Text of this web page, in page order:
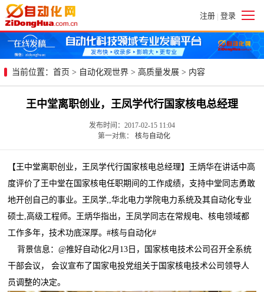
注册 | 登录
当前位置： 首页 > 自动化观世界 > 高质量发展 > 内容
王中堂离职创业，王凤学代行国家核电总经理
发布时间：2017-02-15 11:04
第一对焦： 核与自动化
【王中堂离职创业，王凤学代行国家核电总经理】王炳华在讲话中高
度评价了王中堂在国家核电任职期间的工作成绩，支持中堂同志勇敢
地开创自己的事业。王凤学,,华北电力学院电力系统及其自动化专业
硕士,高级工程师。王炳华指出，王凤学同志在常规电、核电领域都
工作多年，技术功底深厚。#核与自动化#
背景信息：@推好自动化2月13日，国家核电技术公司召开全系统
干部会议， 会议宣布了国家电投党组关于国家核电技术公司领导人
员调整的决定。